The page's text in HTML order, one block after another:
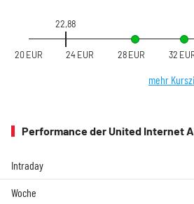
22,88
20 EUR 24 EUR 28 EUR 32
mehr
Performance der United Internet
Intraday
Woche